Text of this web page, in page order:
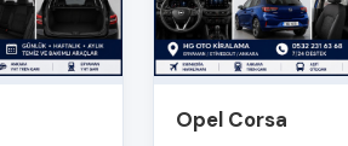
Opel Corsa